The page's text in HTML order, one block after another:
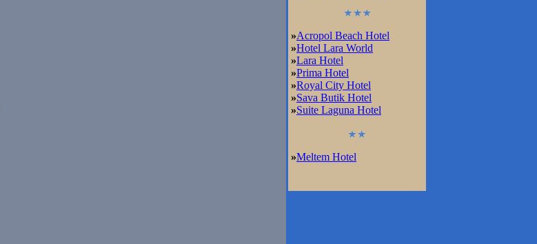
»Acropol Beach Hotel
»Hotel Lara World
»Lara Hotel
»Prima Hotel
»Royal City Hotel
»Sava Butik Hotel
»Suite Laguna Hotel
»Meltem Hotel